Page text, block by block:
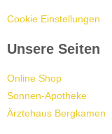
Cookie Einstellungen
Unsere Seiten
Online Shop
Sonnen-Apotheke
Ärztehaus Bergkamen